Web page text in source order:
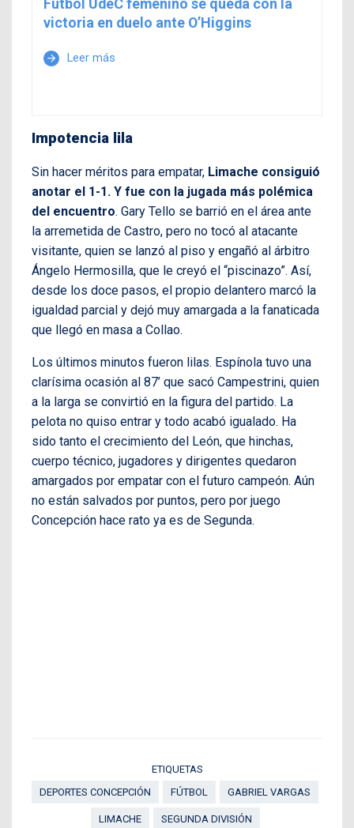
Fútbol UdeC femenino se queda con la
victoria en duelo ante O’Higgins
arrow_forward Leer más
Impotencia lila
Sin hacer méritos para empatar, Limache consiguió
anotar el 1-1. Y fue con la jugada más polémica
del encuentro. Gary Tello se barrió en el área ante
la arremetida de Castro, pero no tocó al atacante
visitante, quien se lanzó al piso y engañó al árbitro
Ángelo Hermosilla, que le creyó el “piscinazo”. Así,
desde los doce pasos, el propio delantero marcó la
igualdad parcial y dejó muy amargada a la fanaticada
que llegó en masa a Collao.
Los últimos minutos fueron lilas. Espínola tuvo una
clarísima ocasión al 87’ que sacó Campestrini, quien
a la larga se convirtió en la figura del partido. La
pelota no quiso entrar y todo acabó igualado. Ha
sido tanto el crecimiento del León, que hinchas,
cuerpo técnico, jugadores y dirigentes quedaron
amargados por empatar con el futuro campeón. Aún
no están salvados por puntos, pero por juego
Concepción hace rato ya es de Segunda.
ETIQUETAS
DEPORTES CONCEPCIÓN
FÚTBOL GABRIEL VARGAS
LIMACHE SEGUNDA DIVISIÓN